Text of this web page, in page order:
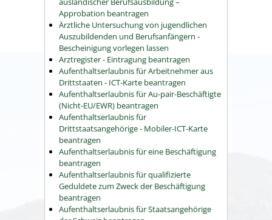
Approbation beantragen
Ärztliche Untersuchung von jugendlichen
Auszubildenden und Berufsanfängern -
Bescheinigung vorlegen lassen
Arztregister - Eintragung beantragen
Aufenthaltserlaubnis für Arbeitnehmer aus
Drittstaaten - ICT-Karte beantragen
Aufenthaltserlaubnis für Au-pair-Beschäftigte
(Nicht-EU/EWR) beantragen
Aufenthaltserlaubnis für
Drittstaatsangehörige - Mobiler-ICT-Karte
beantragen
Aufenthaltserlaubnis für eine Beschäftigung
beantragen
Aufenthaltserlaubnis für qualifizierte
Geduldete zum Zweck der Beschäftigung
beantragen
Aufenthaltserlaubnis für Staatsangehörige